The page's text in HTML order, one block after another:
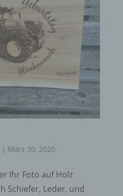
| März 30, 2020
Ihr Foto auf Holz
Schiefer, Leder, und